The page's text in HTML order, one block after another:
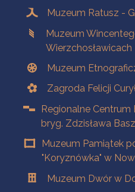
Muzeum Ratusz -
Muzeum
Wierzchosławicach
Muzeum
Zagroda Felicji
Regionalne Centrum
bryg. Zdzisława
Muzeum Pamiątek
"Koryznówka" w
Muzeum Dwór w